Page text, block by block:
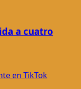
a cuatro
en TikTok